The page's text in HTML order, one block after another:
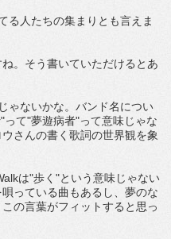
る人たちの集まりとも言えま
。そう書いていただけるとあ
ゃないかな。バンド名につい
て"夢遊病者"って意味じゃな
さんの書く歌詞の世界観を象
は"歩く"という意味じゃない
っている曲もあるし、夢のな
の言葉がフィットすると思っ